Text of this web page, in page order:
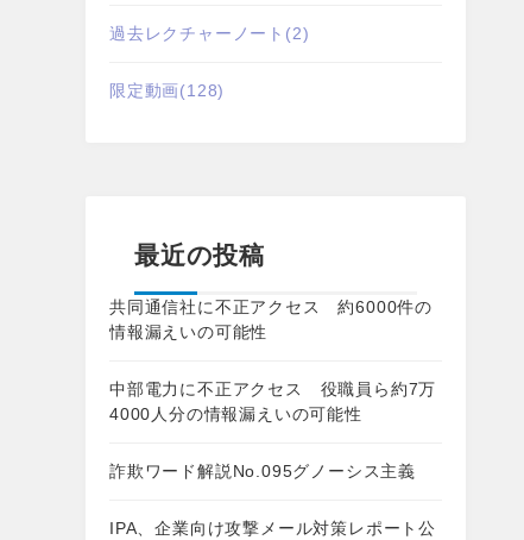
過去レクチャーノート (2)
限定動画(128)
最近の投稿
共同通信社に不正アクセス 約6000件の
情報漏えいの可能性
中部電力に不正アクセス 役職員ら約7万
4000人分の情報漏えいの可能性
詐欺ワード解説No.095グノーシス主義
IPA、企業向け攻撃メール対策レポート公